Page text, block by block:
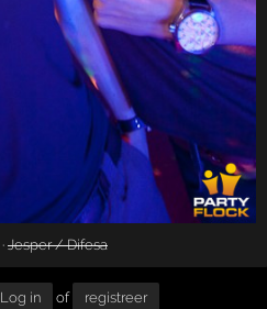
· Jesper / Difesa
Log in of registreer